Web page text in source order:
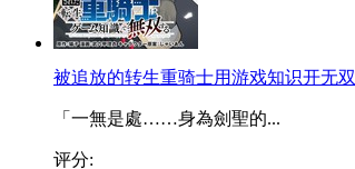
被追放的转生重骑士用游戏知识开无双
「一無是處……身為劍聖的...
评分: